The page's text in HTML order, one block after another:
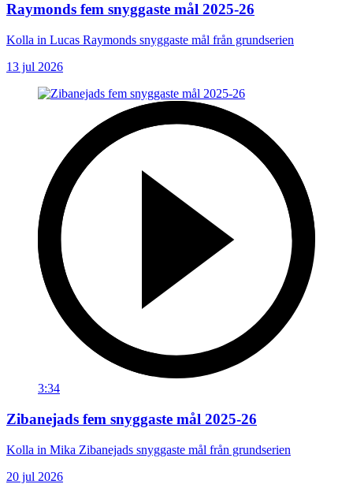
Raymonds fem snyggaste mål 2025-26
Kolla in Lucas Raymonds snyggaste mål från grundserien
13 jul 2026
3:34
Zibanejads fem snyggaste mål 2025-26
Kolla in Mika Zibanejads snyggaste mål från grundserien
20 jul 2026